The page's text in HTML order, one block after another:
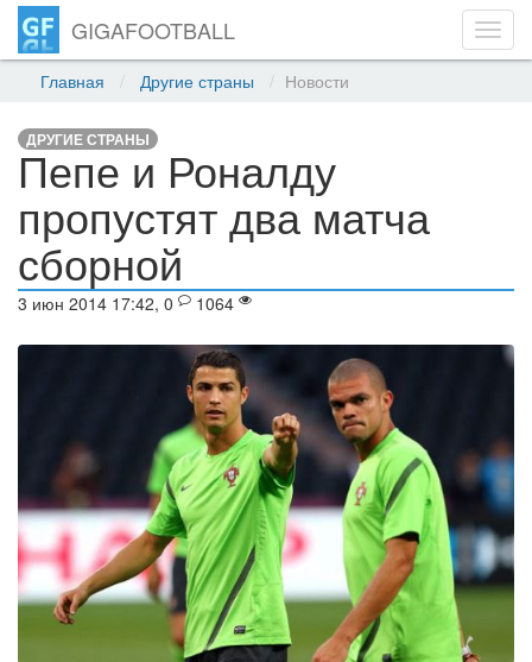
GIGAFOOTBALL
Главная Другие страны Новости
ДРУГИЕ СТРАНЫ
Пепе и Роналду
пропустят два матча
сборной
3 июн 2014 17:42, 0 1064